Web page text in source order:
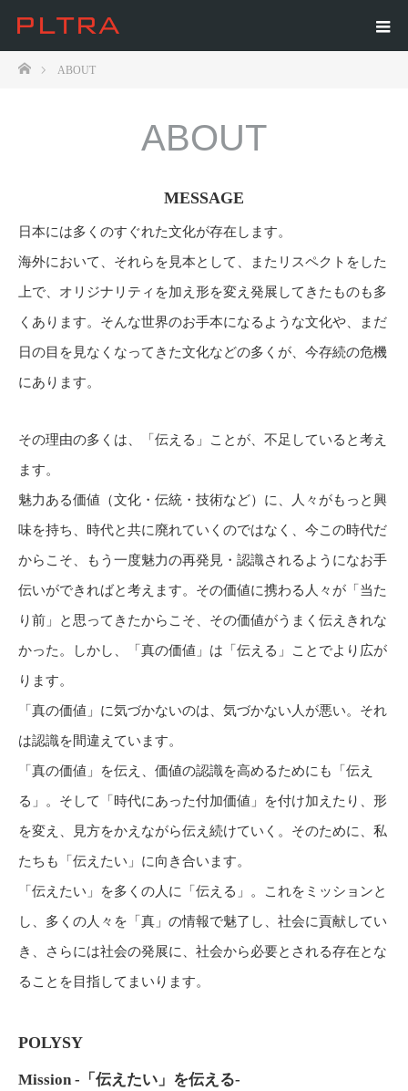
ホームABOUT
ABOUT
MESSAGE
日本には多くのすぐれた文化が存在します。
海外において、それらを見本として、またリスペクトをした
上で、オリジナリティを加え形を変え発展してきたものも多
くあります。そんな世界のお手本になるような文化や、まだ
日の目を見なくなってきた文化などの多くが、今存続の危機
にあります。
その理由の多くは、「伝える」ことが、不足していると考え
ます。
魅力ある価値（文化・伝統・技術など）に、人々がもっと興
味を持ち、時代と共に廃れていくのではなく、今この時代だ
からこそ、もう一度魅力の再発見・認識されるようになお手
伝いができればと考えます。その価値に携わる人々が「当た
り前」と思ってきたからこそ、その価値がうまく伝えきれな
かった。しかし、「真の価値」は「伝える」ことでより広が
ります。
「真の価値」に気づかないのは、気づかない人が悪い。それ
は認識を間違えています。
「真の価値」を伝え、価値の認識を高めるためにも「伝え
る」。そして「時代にあった付加価値」を付け加えたり、形
を変え、見方をかえながら伝え続けていく。そのために、私
たちも「伝えたい」に向き合います。
「伝えたい」を多くの人に「伝える」。これをミッションと
し、多くの人々を「真」の情報で魅了し、社会に貢献してい
き、さらには社会の発展に、社会から必要とされる存在とな
ることを目指してまいります。
POLYSY
Mission -「伝えたい」を伝える-